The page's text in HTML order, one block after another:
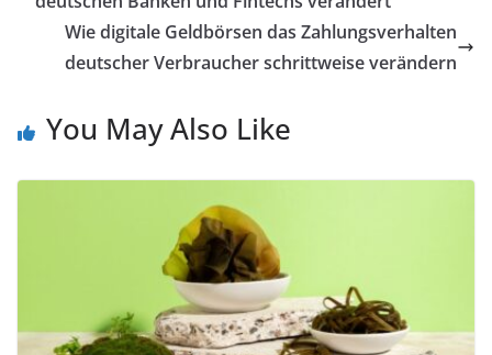
Wie digitale Geldbörsen das Zahlungsverhalten
deutscher Verbraucher schrittweise verändern
You May Also Like